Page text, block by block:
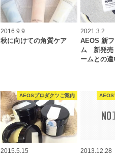
2016.9.9
秋に向けての角質ケア
2021.3.2
AEOS 新
ム 新発売
ームとの違
AEOSプロダクツご案内
2015.5.15
AEOS
2013.12.28